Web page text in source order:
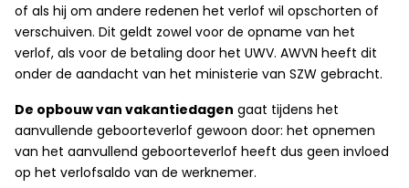
of als hij om andere redenen het verlof wil opschorten of
verschuiven. Dit geldt zowel voor de opname van het
verlof, als voor de betaling door het UWV. AWVN heeft dit
onder de aandacht van het ministerie van SZW gebracht.
De opbouw van vakantiedagen gaat tijdens het
aanvullende geboorteverlof gewoon door: het opnemen
van het aanvullend geboorteverlof heeft dus geen invloed
op het verlofsaldo van de werknemer.